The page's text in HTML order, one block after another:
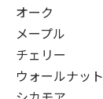
オーク
メープル
チェリー
ウォールナット